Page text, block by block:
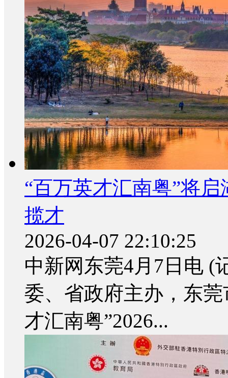
“百万英才汇南粤”将
揽才
2026-04-07 22:10:25
中新网东莞4月7日电 (
委、省政府主办，东
才汇南粤”2026...